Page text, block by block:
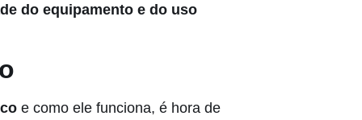
do equipamento e do uso
e como ele funciona, é hora de